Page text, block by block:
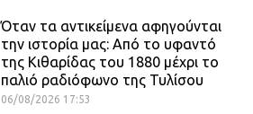
Όταν τα αντικείμενα αφηγούνται
την ιστορία μας: Από το υφαντό
της Κιθαρίδας του 1880 μέχρι το
παλιό ραδιόφωνο της Τυλίσου
06/08/2026 17:53